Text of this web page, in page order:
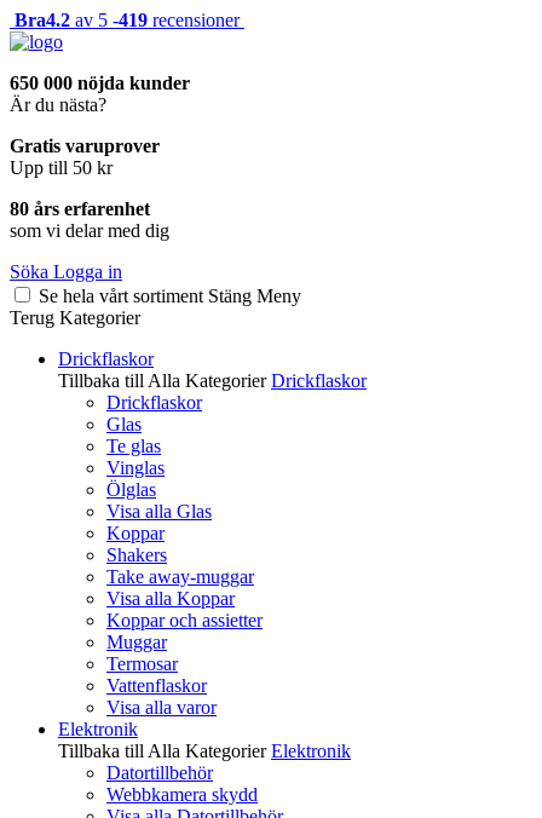
Bra4.2 av 5 -419 recensioner
650 000 nöjda kunder
Är du nästa?
Gratis varuprover
Upp till 50 kr
80 års erfarenhet
som vi delar med dig
Söka Logga in
Se hela vårt sortiment Stäng Meny
Terug Kategorier
Drickflaskor
Tillbaka till Alla Kategorier Drickflaskor
Drickflaskor
Glas
Te glas
Vinglas
Ölglas
Visa alla Glas
Koppar
Shakers
Take away-muggar
Visa alla Koppar
Koppar och assietter
Muggar
Termosar
Vattenflaskor
Visa alla varor
Elektronik
Tillbaka till Alla Kategorier Elektronik
Datortillbehör
Webbkamera skydd